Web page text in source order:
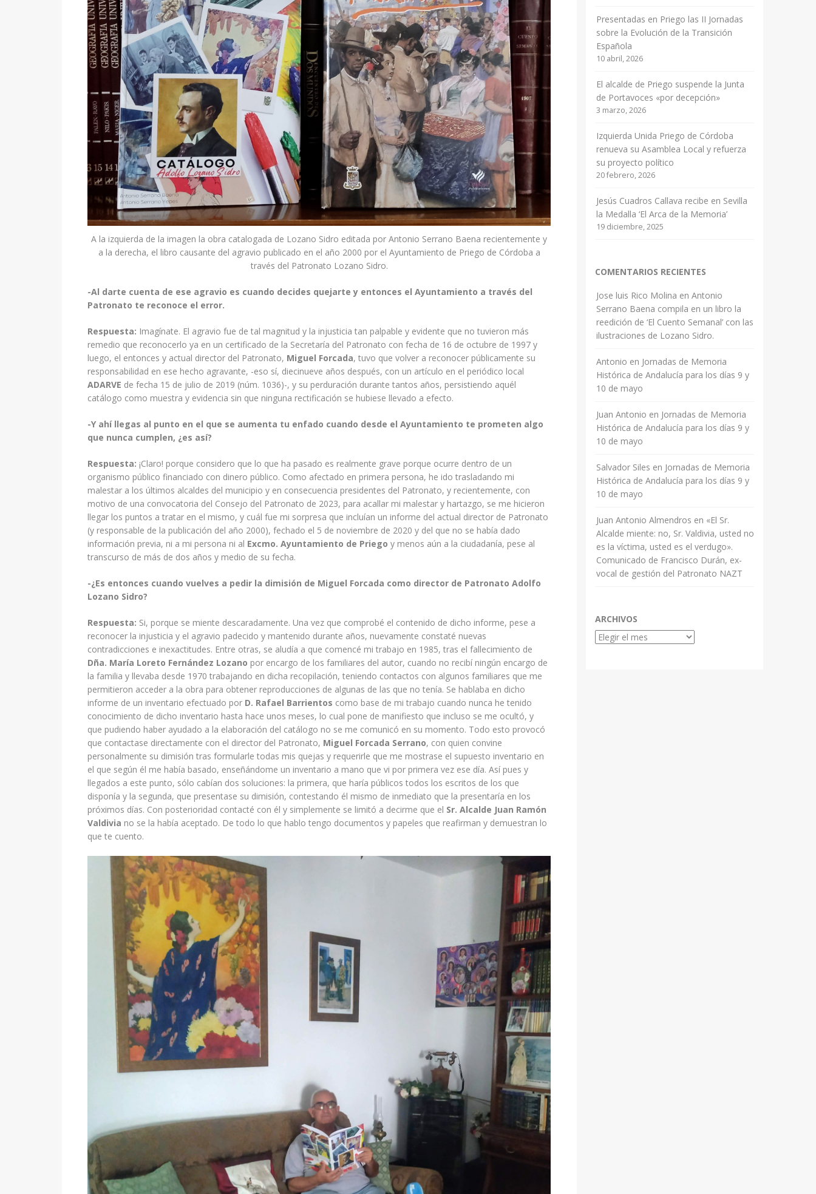
A la izquierda de la imagen la obra catalogada de Lozano Sidro editada por Antonio Serrano Baena recientemente y
a la derecha, el libro causante del agravio publicado en el año 2000 por el Ayuntamiento de Priego de Córdoba a
través del Patronato Lozano Sidro.
-Al darte cuenta de ese agravio es cuando decides quejarte y entonces el Ayuntamiento a través del
Patronato te reconoce el error.
Respuesta: Imagínate. El agravio fue de tal magnitud y la injusticia tan palpable y evidente que no tuvieron más
remedio que reconocerlo ya en un certificado de la Secretaría del Patronato con fecha de 16 de octubre de 1997 y
luego, el entonces y actual director del Patronato, Miguel Forcada, tuvo que volver a reconocer públicamente su
responsabilidad en ese hecho agravante, -eso sí, diecinueve años después, con un artículo en el periódico local
ADARVE de fecha 15 de julio de 2019 (núm. 1036)-, y su perduración durante tantos años, persistiendo aquél
catálogo como muestra y evidencia sin que ninguna rectificación se hubiese llevado a efecto.
-Y ahí llegas al punto en el que se aumenta tu enfado cuando desde el Ayuntamiento te prometen algo
que nunca cumplen, ¿es así?
Respuesta: ¡Claro! porque considero que lo que ha pasado es realmente grave porque ocurre dentro de un
organismo público financiado con dinero público. Como afectado en primera persona, he ido trasladando mi
malestar a los últimos alcaldes del municipio y en consecuencia presidentes del Patronato, y recientemente, con
motivo de una convocatoria del Consejo del Patronato de 2023, para acallar mi malestar y hartazgo, se me hicieron
llegar los puntos a tratar en el mismo, y cuál fue mi sorpresa que incluían un informe del actual director de Patronato
(y responsable de la publicación del año 2000), fechado el 5 de noviembre de 2020 y del que no se había dado
información previa, ni a mi persona ni al Excmo. Ayuntamiento de Priego y menos aún a la ciudadanía, pese al
transcurso de más de dos años y medio de su fecha.
-¿Es entonces cuando vuelves a pedir la dimisión de Miguel Forcada como director de Patronato Adolfo
Lozano Sidro?
Respuesta: Si, porque se miente descaradamente. Una vez que comprobé el contenido de dicho informe, pese a
reconocer la injusticia y el agravio padecido y mantenido durante años, nuevamente constaté nuevas
contradicciones e inexactitudes. Entre otras, se aludía a que comencé mi trabajo en 1985, tras el fallecimiento de
Dña. María Loreto Fernández Lozano por encargo de los familiares del autor, cuando no recibí ningún encargo de
la familia y llevaba desde 1970 trabajando en dicha recopilación, teniendo contactos con algunos familiares que me
permitieron acceder a la obra para obtener reproducciones de algunas de las que no tenía. Se hablaba en dicho
informe de un inventario efectuado por D. Rafael Barrientos como base de mi trabajo cuando nunca he tenido
conocimiento de dicho inventario hasta hace unos meses, lo cual pone de manifiesto que incluso se me ocultó, y
que pudiendo haber ayudado a la elaboración del catálogo no se me comunicó en su momento. Todo esto provocó
que contactase directamente con el director del Patronato, Miguel Forcada Serrano, con quien convine
personalmente su dimisión tras formularle todas mis quejas y requerirle que me mostrase el supuesto inventario en
el que según él me había basado, enseñándome un inventario a mano que vi por primera vez ese día. Así pues y
llegados a este punto, sólo cabían dos soluciones: la primera, que haría públicos todos los escritos de los que
disponía y la segunda, que presentase su dimisión, contestando él mismo de inmediato que la presentaría en los
próximos días. Con posterioridad contacté con él y simplemente se limitó a decirme que el Sr. Alcalde Juan Ramón
Valdivia no se la había aceptado. De todo lo que hablo tengo documentos y papeles que reafirman y demuestran lo
que te cuento.
Presentadas en Priego las II Jornadas
sobre la Evolución de la Transición
Española
10 abril, 2026
El alcalde de Priego suspende la Junta
de Portavoces «por decepción»
3 marzo, 2026
Izquierda Unida Priego de Córdoba
renueva su Asamblea Local y refuerza
su proyecto político
20 febrero, 2026
Jesús Cuadros Callava recibe en Sevilla
la Medalla ‘El Arca de la Memoria’
19 diciembre, 2025
COMENTARIOS RECIENTES
Jose luis Rico Molina en Antonio
Serrano Baena compila en un libro la
reedición de ‘El Cuento Semanal’ con las
ilustraciones de Lozano Sidro.
Antonio en Jornadas de Memoria
Histórica de Andalucía para los días 9 y
10 de mayo
Juan Antonio en Jornadas de Memoria
Histórica de Andalucía para los días 9 y
10 de mayo
Salvador Siles en Jornadas de Memoria
Histórica de Andalucía para los días 9 y
10 de mayo
Juan Antonio Almendros en «El Sr.
Alcalde miente: no, Sr. Valdivia, usted no
es la víctima, usted es el verdugo».
Comunicado de Francisco Durán, ex-
vocal de gestión del Patronato NAZT
ARCHIVOS
Archivos